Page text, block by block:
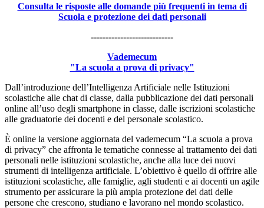
Consulta le risposte alle domande più frequenti in tema di
Scuola e protezione dei dati personali
----------------------------
Vademecum
"La scuola a prova di privacy"
Dall’introduzione dell’Intelligenza Artificiale nelle Istituzioni
scolastiche alle chat di classe, dalla pubblicazione dei dati personali
online all’uso degli smartphone in classe, dalle iscrizioni scolastiche
alle graduatorie dei docenti e del personale scolastico.
È online la versione aggiornata del vademecum “La scuola a prova
di privacy” che affronta le tematiche connesse al trattamento dei dati
personali nelle istituzioni scolastiche, anche alla luce dei nuovi
strumenti di intelligenza artificiale. L’obiettivo è quello di offrire alle
istituzioni scolastiche, alle famiglie, agli studenti e ai docenti un agile
strumento per assicurare la più ampia protezione dei dati delle
persone che crescono, studiano e lavorano nel mondo scolastico.